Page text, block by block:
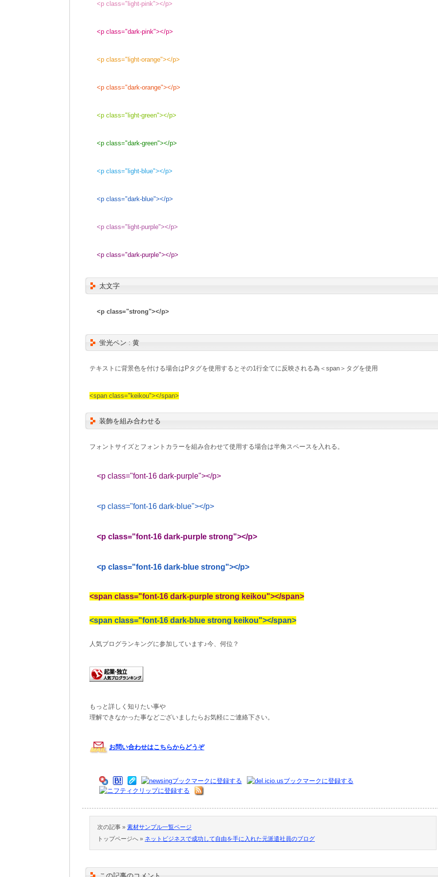
<p class="light-pink"></p>
<p class="dark-pink"></p>
<p class="light-orange"></p>
<p class="dark-orange"></p>
<p class="light-green"></p>
<p class="dark-green"></p>
<p class="light-blue"></p>
<p class="dark-blue"></p>
<p class="light-purple"></p>
<p class="dark-purple"></p>
太文字
<p class="strong"></p>
蛍光ペン : 黄
テキストに背景色を付ける場合はPタグを使用するとその1行全てに反映される為＜span＞タグを使用
<span class="keikou"></span>
装飾を組み合わせる
フォントサイズとフォントカラーを組み合わせて使用する場合は半角スペースを入れる。
<p class="font-16 dark-purple"></p>
<p class="font-16 dark-blue"></p>
<p class="font-16 dark-purple strong"></p>
<p class="font-16 dark-blue strong"></p>
<span class="font-16 dark-purple strong keikou"></span>
<span class="font-16 dark-blue strong keikou"></span>
人気ブログランキングに参加しています♪今、何位？
もっと詳しく知りたい事や
理解できなかった事などございましたらお気軽にご連絡下さい。
お問い合わせはこちらからどうぞ
次の記事 » 素材サンプル一覧ページ
トップページへ » ネットビジネスで成功して自由を手に入れた元派遣社員のブログ